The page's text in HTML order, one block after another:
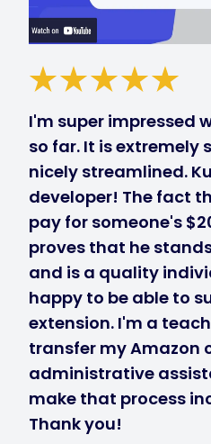
I'm super impressed
so far. It is extremely
nicely streamlined.
developer! The fact
pay for someone's
proves that he
and is a quality
happy to be able to
extension. I'm a
transfer my Amazon
administrative
make that process
Thank you!